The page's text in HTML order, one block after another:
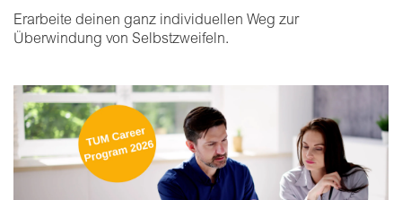
Erarbeite deinen ganz individuellen Weg zur
Überwindung von Selbstzweifeln.